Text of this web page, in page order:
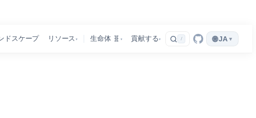
ドスケープ リソース ▾ 生命体 🧬 ▾ 貢献する ▾ / 🌐 JA ▾